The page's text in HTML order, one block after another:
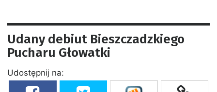
Udany debiut Bieszczadzkiego
Pucharu Głowatki
Udostępnij na: